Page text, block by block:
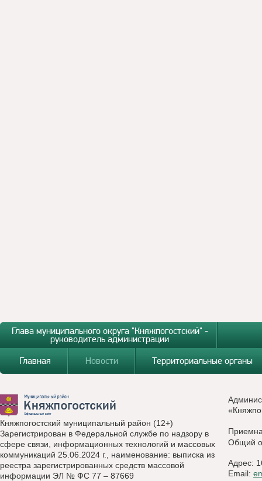
Глава муниципального округа "Княжпогостский" -
руководитель администрации
Главная
Новости Территориальные органы
Княжпогостский муниципальный район (12+)
Зарегистрирован в Федеральной службе по надзору в
сфере связи, информационных технологий и массовых
коммуникаций 25.06.2024 г., наименование: выписка из
реестра зарегистрированных средств массовой
информации ЭЛ № ФС 77 – 87669
Общий
Адрес:
Email: